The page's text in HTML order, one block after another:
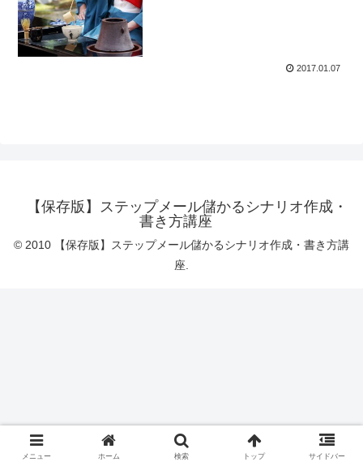
2017.01.07
【保存版】ステップメール儲かるシナリオ作成・
書き方講座
© 2010 【保存版】ステップメール儲かるシナリオ作成・書き方講
座.
メニュー ホーム 検索 トップ サイドバー